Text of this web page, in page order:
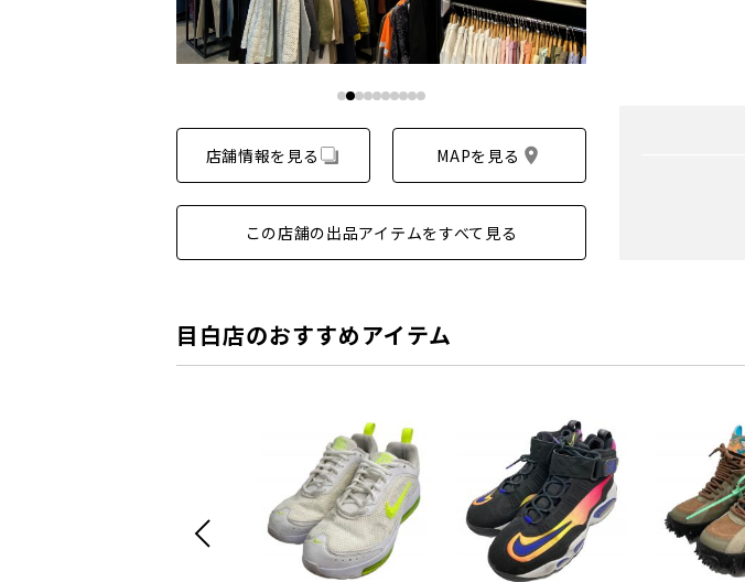
店舗情報を見る MAPを見る
この店舗の出品アイテムをすべて見る
目白店のおすすめアイテム